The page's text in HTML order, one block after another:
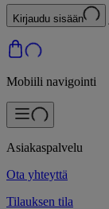
Kirjaudu sisään
Mobiili navigointi
Asiakaspalvelu
Ota yhteyttä
Tilauksen tila